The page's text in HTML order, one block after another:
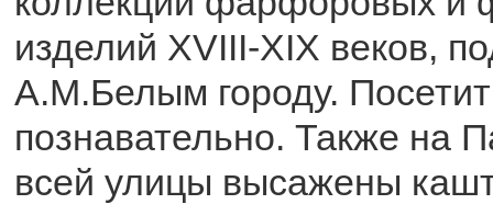
изделий XVIII-XIX веков,
А.М.Белым городу.
познавательно. Также на
всей улицы высажены